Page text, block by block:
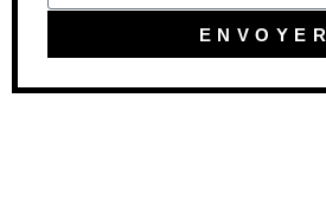
ENVOYER